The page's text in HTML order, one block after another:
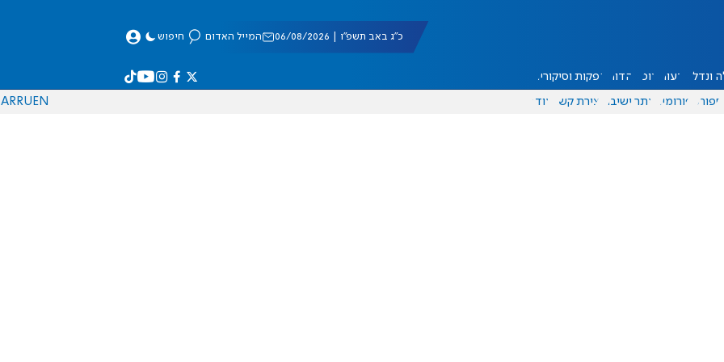
כ"ג באב תשפ"ו | 06/08/2026 המייל האדום חיפוש
ונדל"ן דעות אוכל יהדות הפקות וסיקורים
ספורט פורומים אתר ישיבה יצירת קשר עוד EN
RU
AR